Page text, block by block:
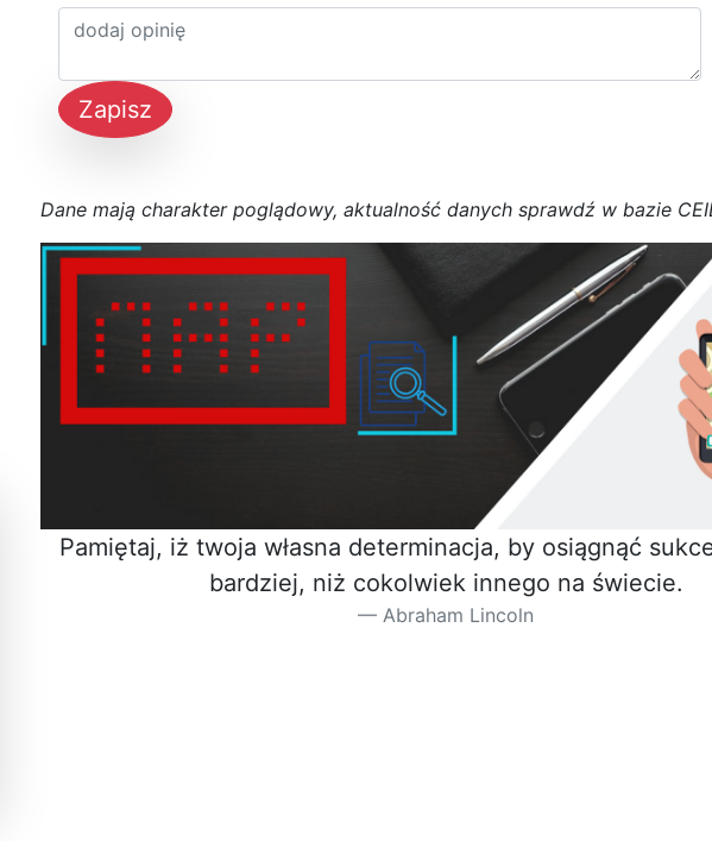
Zapisz
Dane mają charakter poglądowy, aktualność danych sprawdź w bazie
Pamiętaj, iż twoja własna determinacja, by osiągnąć
bardziej, niż cokolwiek innego na świecie.
Abraham Lincoln